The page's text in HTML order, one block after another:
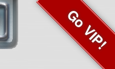
Go VIP!